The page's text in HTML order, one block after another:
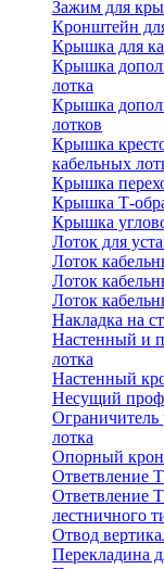
Зажим для
Кронштейн
Крышка для
Крышка
лотка
Крышка
лотков
Крышка
кабельных
Крышка
Крышка Т-
Крышка
Лоток для
Лоток
Лоток
Лоток
Накладка на
Настенный и
лотка
Настенный
Несущий
Ограничитель
лотка
Опорный
Ответвление
Ответвление
лестничного
Отвод
Перекладина